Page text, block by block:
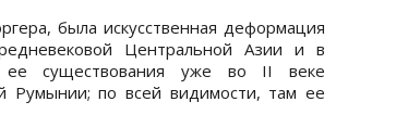
была искусственная деформация
Центральной Азии и в
ее существования уже во II веке
Румынии; по всей видимости, там ее